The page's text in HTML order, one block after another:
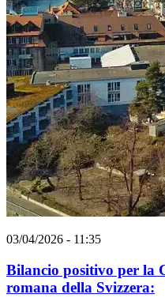
03/04/2026 - 11:35
Bilancio positivo per la
romana della Svizzera: